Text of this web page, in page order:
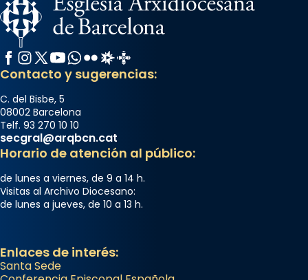
Facebook
Instagram
X / Twitter
YouTube
WhatsApp
FlickrRadio Estel
Catalunya Cristiana
Contacto y sugerencias:
C. del Bisbe, 5
08002 Barcelona
Telf. 93 270 10 10
secgral@arqbcn.cat
Horario de atención al público:
de lunes a viernes, de 9 a 14 h.
Visitas al Archivo Diocesano:
de lunes a jueves, de 10 a 13 h.
Enlaces de interés:
Santa Sede